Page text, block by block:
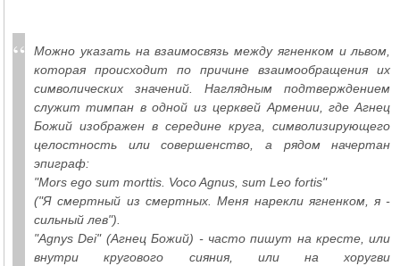
Можно указать на взаимосвязь между ягненком и львом,
которая происходит по причине взаимообращения их
символических значений. Наглядным подтверждением
служит тимпан в одной из церквей Армении, где Агнец
Божий изображен в середине круга, символизирующего
целостность или совершенство, а рядом начертан
эпиграф:
"Mors ego sum morttis. Voco Agnus, sum Leo fortis"
("Я смертный из смертных. Меня нарекли ягненком, я -
сильный лев").
"Agnys Dei" (Агнец Божий) - часто пишут на кресте, или
внутри кругового сияния, или на хоругви